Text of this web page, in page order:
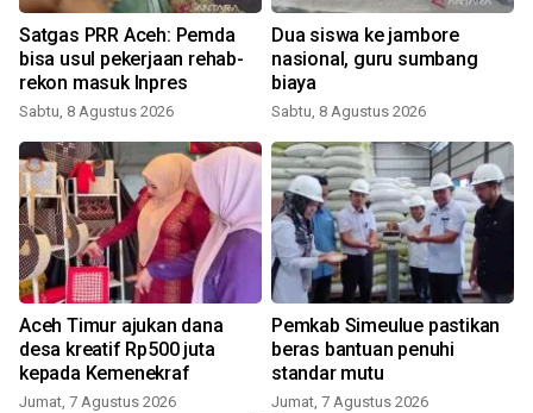
Satgas PRR Aceh: Pemda
bisa usul pekerjaan rehab-
rekon masuk Inpres
Sabtu, 8 Agustus 2026
Dua siswa ke jambore
nasional, guru sumbang
biaya
Sabtu, 8 Agustus 2026
Aceh Timur ajukan dana
desa kreatif Rp500 juta
kepada Kemenekraf
Jumat, 7 Agustus 2026
Pemkab Simeulue pastikan
beras bantuan penuhi
standar mutu
Jumat, 7 Agustus 2026